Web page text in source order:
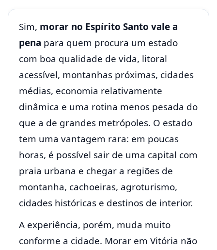
Sim, morar no Espírito Santo vale a
pena para quem procura um estado
com boa qualidade de vida, litoral
acessível, montanhas próximas, cidades
médias, economia relativamente
dinâmica e uma rotina menos pesada do
que a de grandes metrópoles. O estado
tem uma vantagem rara: em poucas
horas, é possível sair de uma capital com
praia urbana e chegar a regiões de
montanha, cachoeiras, agroturismo,
cidades históricas e destinos de interior.
A experiência, porém, muda muito
conforme a cidade. Morar em Vitória não